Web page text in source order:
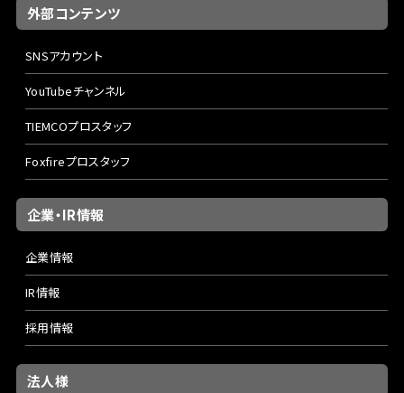
外部コンテンツ
SNSアカウント
YouTubeチャンネル
TIEMCOプロスタッフ
Foxfireプロスタッフ
企業・IR情報
企業情報
IR情報
採用情報
法人様